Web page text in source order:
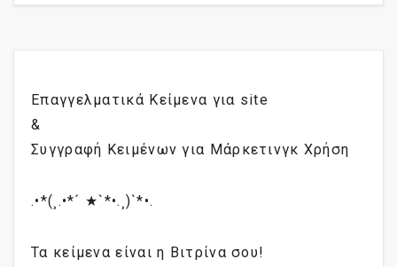
Επαγγελματικά Κείμενα για site
&
Συγγραφή Κειμένων για Μάρκετινγκ Χρήση
.•*(¸.•*´ ★`*•.¸)`*•.
Τα κείμενα είναι η Βιτρίνα σου!